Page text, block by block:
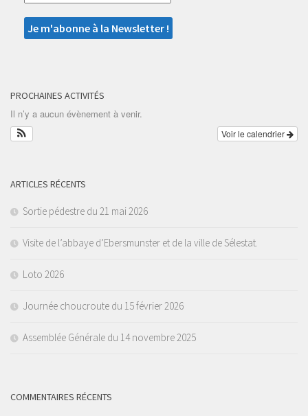
PROCHAINES ACTIVITÉS
Il n’y a aucun évènement à venir.
Voir le calendrier
ARTICLES RÉCENTS
Sortie pédestre du 21 mai 2026
Visite de l’abbaye d’Ebersmunster et de la ville de Sélestat.
Loto 2026
Journée choucroute du 15 février 2026
Assemblée Générale du 14 novembre 2025
COMMENTAIRES RÉCENTS